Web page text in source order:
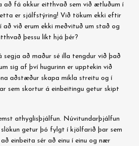
að fá okkur eitthvað sem við ætluðum í
er sjálfstýring! Við tökum ekki eftir
að við erum ekki meðvituð um stað og
þessu líkt hjá þér?
að maður sé illa tengdur við það
sig af því hugurinn er upptekin við
aðstæður skapa mikla streitu og í
sem skortur á einbeitingu getur skipt
athyglisþjálfun. Núvitundarþjálfun
slökun getur þó fylgt í kjölfarið þar sem
einbeita sér að einu í einu og nær